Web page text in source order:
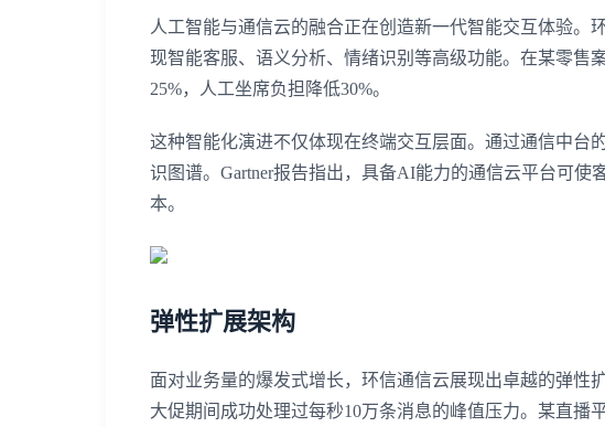
人工智能与通信云的融合正在创造新一代智能交互体验。
现智能客服、语义分析、情绪识别等高级功能。在某零售
25%，人工坐席负担降低30%。
这种智能化演进不仅体现在终端交互层面。通过通信中台
识图谱。Gartner报告指出，具备AI能力的通信云平台可
本。
弹性扩展架构
面对业务量的爆发式增长，环信通信云展现出卓越的弹性
大促期间成功处理过每秒10万条消息的峰值压力。某直播